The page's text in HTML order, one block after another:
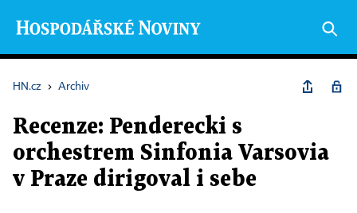
HN.cz › Archiv
Recenze: Penderecki s
orchestrem Sinfonia Varsovia
v Praze dirigoval i sebe